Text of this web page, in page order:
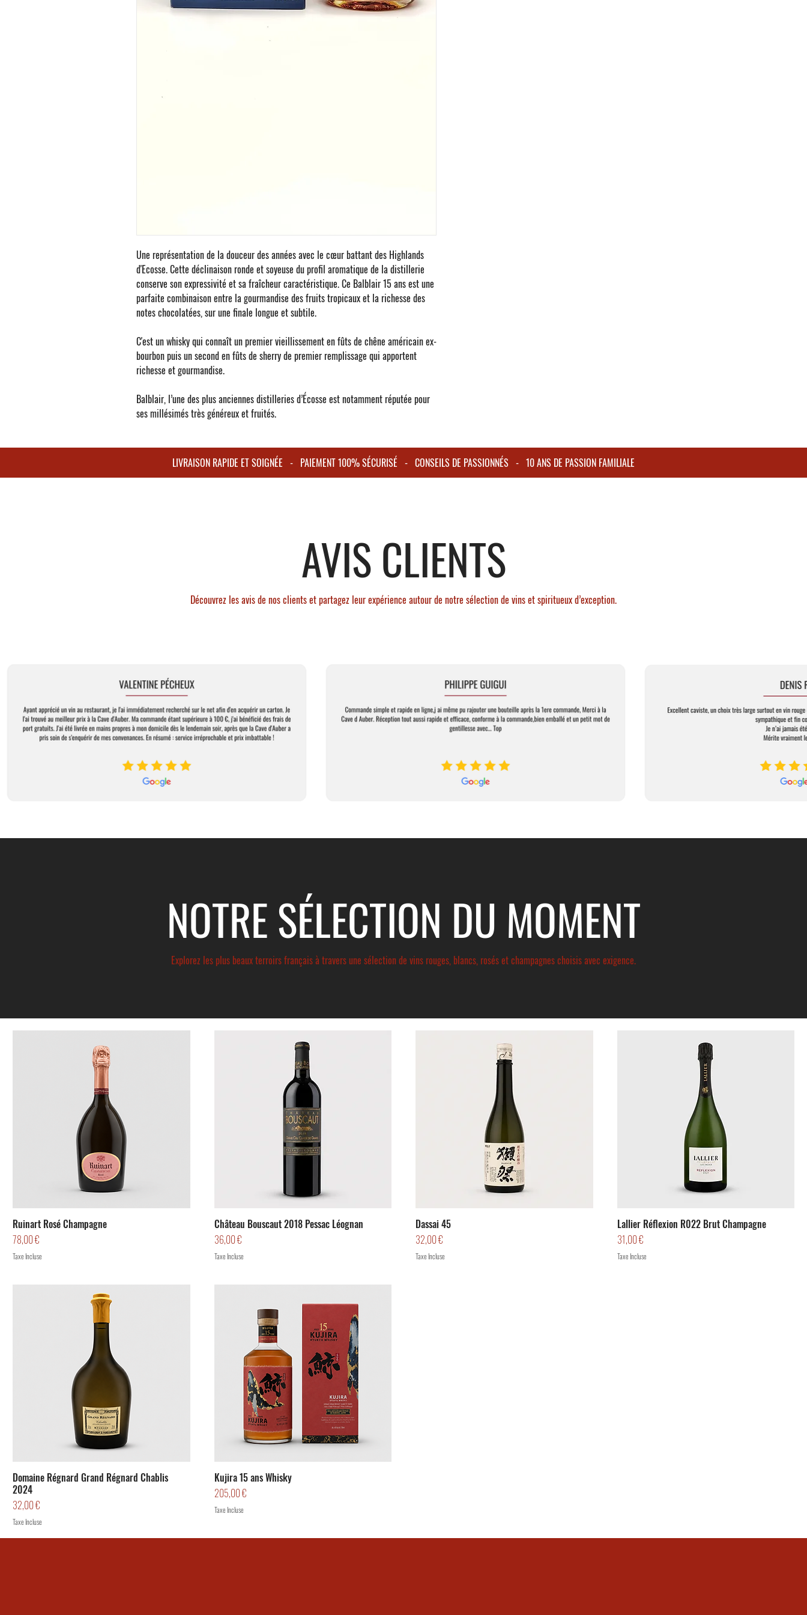
Une représentation de la douceur des années avec le cœur battant des Highlands
d'Ecosse. Cette déclinaison ronde et soyeuse du profil aromatique de la distillerie
conserve son expressivité et sa fraîcheur caractéristique. Ce Balblair 15 ansest une
parfaite combinaison entre la gourmandise des fruits tropicaux et la richesse des
notes chocolatées, sur une finale longue et subtile.
C'est un whisky qui connaît un premier vieillissement en fûts de chêne américain ex-
bourbon puis un second en fûts de sherry de premier remplissage qui apportent
richesse et gourmandise.
Balblair, l’une des plus anciennes distilleries d’Écosse est notamment réputée pour
ses millésimés très généreux et fruités.
LIVRAISON RAPIDE ET SOIGNÉE - PAIEMENT 100% SÉCURISÉ - CONSEILS DE PASSIONNÉS - 10 ANS DE PASSION FAMILIALE
AVIS CLIENTS
Découvrez les avis de nos clients et partagez leur expérience autour de notre sélection de vins et spiritueux d’exception.
NOTRE SÉLECTION DU MOMENT
Explorez les plus beaux terroirs français à travers une sélection de vins rouges, blancs, rosés et champagnes choisis avec exigence.
Ruinart Rosé Champagne
Prix
78,00 €
Taxe Incluse
Château Bouscaut 2018 Pessac Léognan
Prix
36,00 €
Taxe Incluse
Dassai 45
Prix
32,00 €
Taxe Incluse
Lallier Réflexion R022 Brut Champagne
Prix
31,00 €
Taxe Incluse
Domaine Régnard Grand Régnard Chablis
2024
Prix
32,00 €
Taxe Incluse
Kujira 15 ans Whisky
Prix
205,00 €
Taxe Incluse